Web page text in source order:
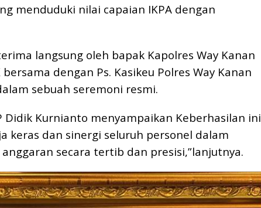
menduduki nilai capaian IKPA dengan
langsung oleh bapak Kapolres Way Kanan
dengan Ps. Kasikeu Polres Way Kanan
sebuah seremoni resmi.
Didik Kurnianto menyampaikan Keberhasilan ini
keras dan sinergi seluruh personel dalam
secara tertib dan presisi,”lanjutnya.